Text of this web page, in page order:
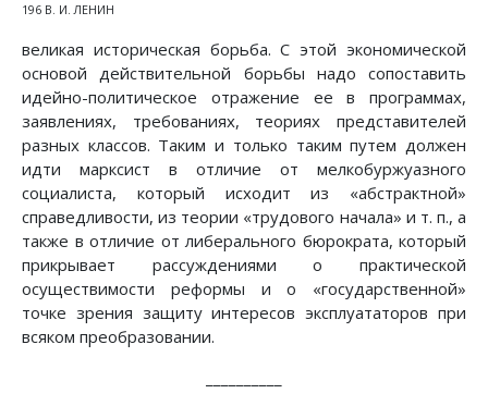
196 В. И. ЛЕНИН
великая историческая борьба. С этой экономической
основой действительной борьбы надо сопоставить
идейно-политическое отражение ее в программах,
заявлениях, требованиях, теориях представителей
разных классов. Таким и только таким путем должен
идти марксист в отличие от мелкобуржуазного
социалиста, который исходит из «абстрактной»
справедливости, из теории «трудового начала» и т. п., а
также в отличие от либерального бюрократа, который
прикрывает рассуждениями о практической
осуществимости реформы и о «государственной»
точке зрения защиту интересов эксплуататоров при
всяком преобразовании.